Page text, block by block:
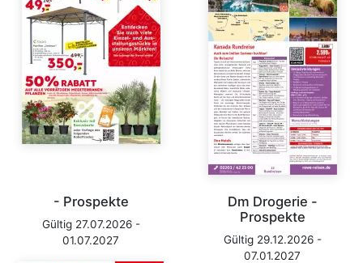
- Prospekte
Gültig 27.07.2026 -
01.07.2027
Dm Drogerie -
Prospekte
Gültig 29.12.2026 -
07.01.2027